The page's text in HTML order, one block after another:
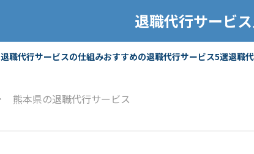
退職代行サービ
退職代行サービスの仕組みおすすめの退職代行サービス5選退職
熊本県の退職代行サービス